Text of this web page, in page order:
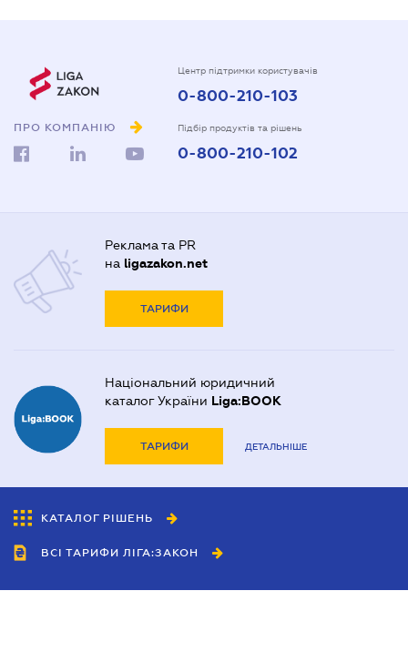
ПРО КОМПАНІЮ
Центр підтримки користувачів
0-800-210-103
Підбір продуктів та рішень
0-800-210-102
Реклама та PR
на ligazakon.net
ТАРИФИ
Національний юридичний
каталог України Liga:BOOK
ТАРИФИ ДЕТАЛЬНІШЕ
КАТАЛОГ РІШЕНЬ
ВСІ ТАРИФИ ЛІГА:ЗАКОН